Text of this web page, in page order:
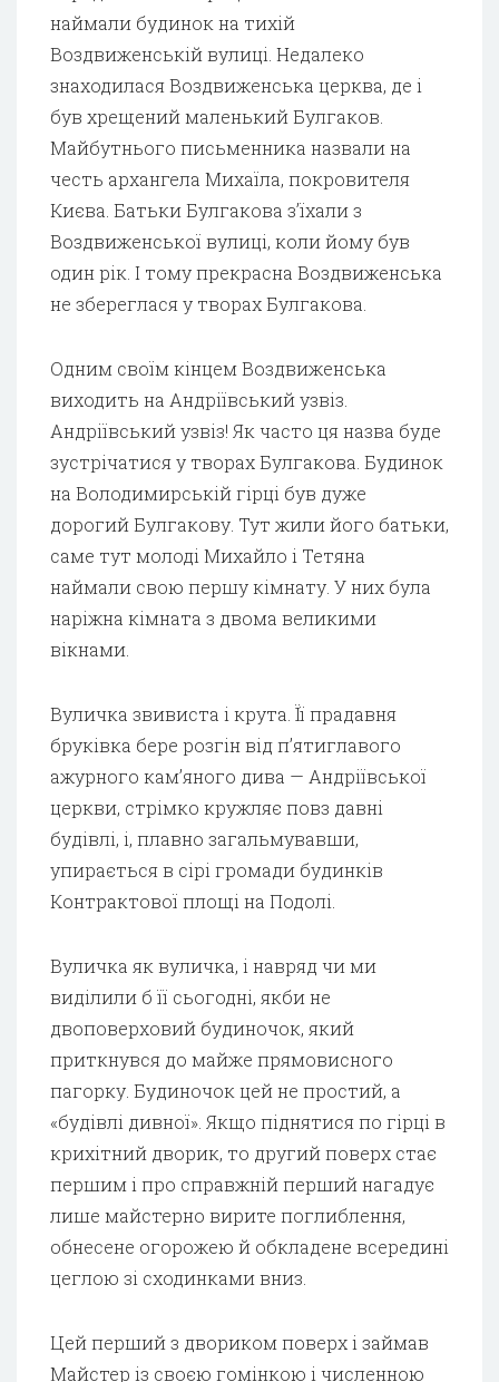
наймали будинок на тихій
Воздвиженській вулиці. Недалеко
знаходилася Воздвиженська церква, де і
був хрещений маленький Булгаков.
Майбутнього письменника назвали на
честь архангела Михаїла, покровителя
Києва. Батьки Булгакова з’їхали з
Воздвиженської вулиці, коли йому був
один рік. І тому прекрасна Воздвиженська
не збереглася у творах Булгакова.
Одним своїм кінцем Воздвиженська
виходить на Андріївський узвіз.
Андріївський узвіз! Як часто ця назва буде
зустрічатися у творах Булгакова. Будинок
на Володимирській гірці був дуже
дорогий Булгакову. Тут жили його батьки,
саме тут молоді Михайло і Тетяна
наймали свою першу кімнату. У них була
наріжна кімната з двома великими
вікнами.
Вуличка звивиста і крута. Її прадавня
бруківка бере розгін від п’ятиглавого
ажурного кам’яного дива — Андріївської
церкви, стрімко кружляє повз давні
будівлі, і, плавно загальмувавши,
упирається в сірі громади будинків
Контрактової площі на Подолі.
Вуличка як вуличка, і навряд чи ми
виділили б її сьогодні, якби не
двоповерховий будиночок, який
приткнувся до майже прямовисного
пагорку. Будиночок цей не простий, а
«будівлі дивної». Якщо піднятися по гірці в
крихітний дворик, то другий поверх стає
першим і про справжній перший нагадує
лише майстерно вирите поглиблення,
обнесене огорожею й обкладене всередині
цеглою зі сходинками вниз.
Цей перший з двориком поверх і займав
Майстер із своєю гомінкою і численною